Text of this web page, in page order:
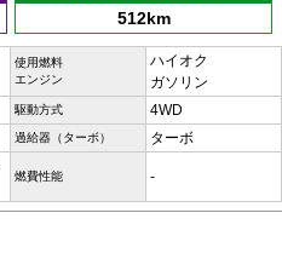
512km
使用燃料
エンジン
ハイオク
ガソリン
駆動方式 4WD
過給器（ターボ） ターボ
燃費性能 -